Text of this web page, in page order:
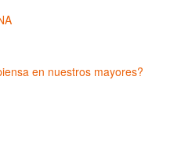
en nuestros mayores?